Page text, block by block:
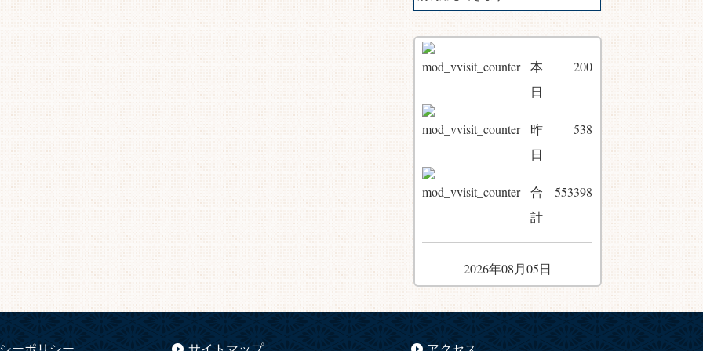
本
日
200
昨
日
538
合
計
553398
2026年08月05日